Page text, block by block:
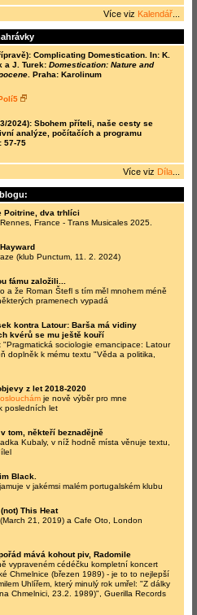
Více viz Kalendář
Complicating Domestication. In: K.
a J. Turek: Domestication: Nature and
. Praha: Karolinum
2024): Sbohem příteli, naše cesty se
analýze, počítačích a programu
57-75
Více viz Díla
Poitrine, dva trhlíci
France - Trans Musicales 2025.
(klub Punctum, 11. 2. 2024)
fámu založili...
a že Roman Štefl s tím měl mnohem méně
pramenech vypadá
kontra Latour: Barša má vidiny
kvérů se mu ještě kouří
sociologie emancipace: Latour
doplněk k mému textu "Věda a politika,
z let 2018-2020
je nově výběr pro mne
posledních let
tom, někteří beznadějně
Kubaly, v níž hodně místa věnuje textu,
Black.
v jakémsi malém portugalském klubu
This Heat
21, 2019) a Cafe Oto, London
mává kohout piv, Radomile
vypraveném cédéčku kompletní koncert
Chmelnice (březen 1989) - je to to nejlepší
Uhlířem, který minulý rok umřel: "Z dálky
Chmelnici, 23.2. 1989)", Guerilla Records